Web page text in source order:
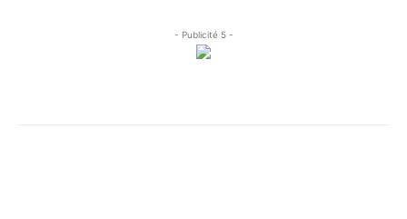
- Publicité 5 -